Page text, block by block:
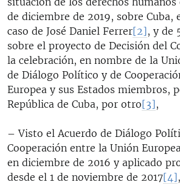
de diciembre de 2019, sobre Cuba,
caso de José Daniel Ferrer[2], y de
sobre el proyecto de Decisión del
la celebración, en nombre de la
de Diálogo Político y de
Europea y sus Estados miembros,
República de Cuba, por otro[3],
– Visto el Acuerdo de Diálogo
Cooperación entre la Unión
en diciembre de 2016 y aplicado
desde el 1 de noviembre de 2017[4],